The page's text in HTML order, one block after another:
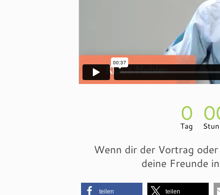
0
Tag
Wenn dir der Vortrag
deine Freunde
teilen teilen